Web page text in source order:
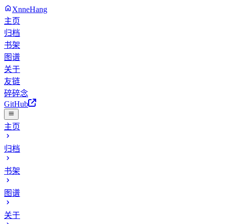
XnneHang
主页
归档
书架
图谱
关于
友链
碎碎念
GitHub
主页
归档
书架
图谱
关于